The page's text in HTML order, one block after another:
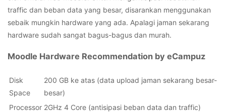
traffic dan beban data yang besar, disarankan menggunakan
sebaik mungkin hardware yang ada. Apalagi jaman sekarang
hardware sudah sangat bagus-bagus dan murah.
Moodle Hardware Recommendation by eCampuz
Disk
Space
200 GB ke atas (data upload jaman sekarang besar-
besar)
Processor 2GHz 4 Core (antisipasi beban data dan traffic)